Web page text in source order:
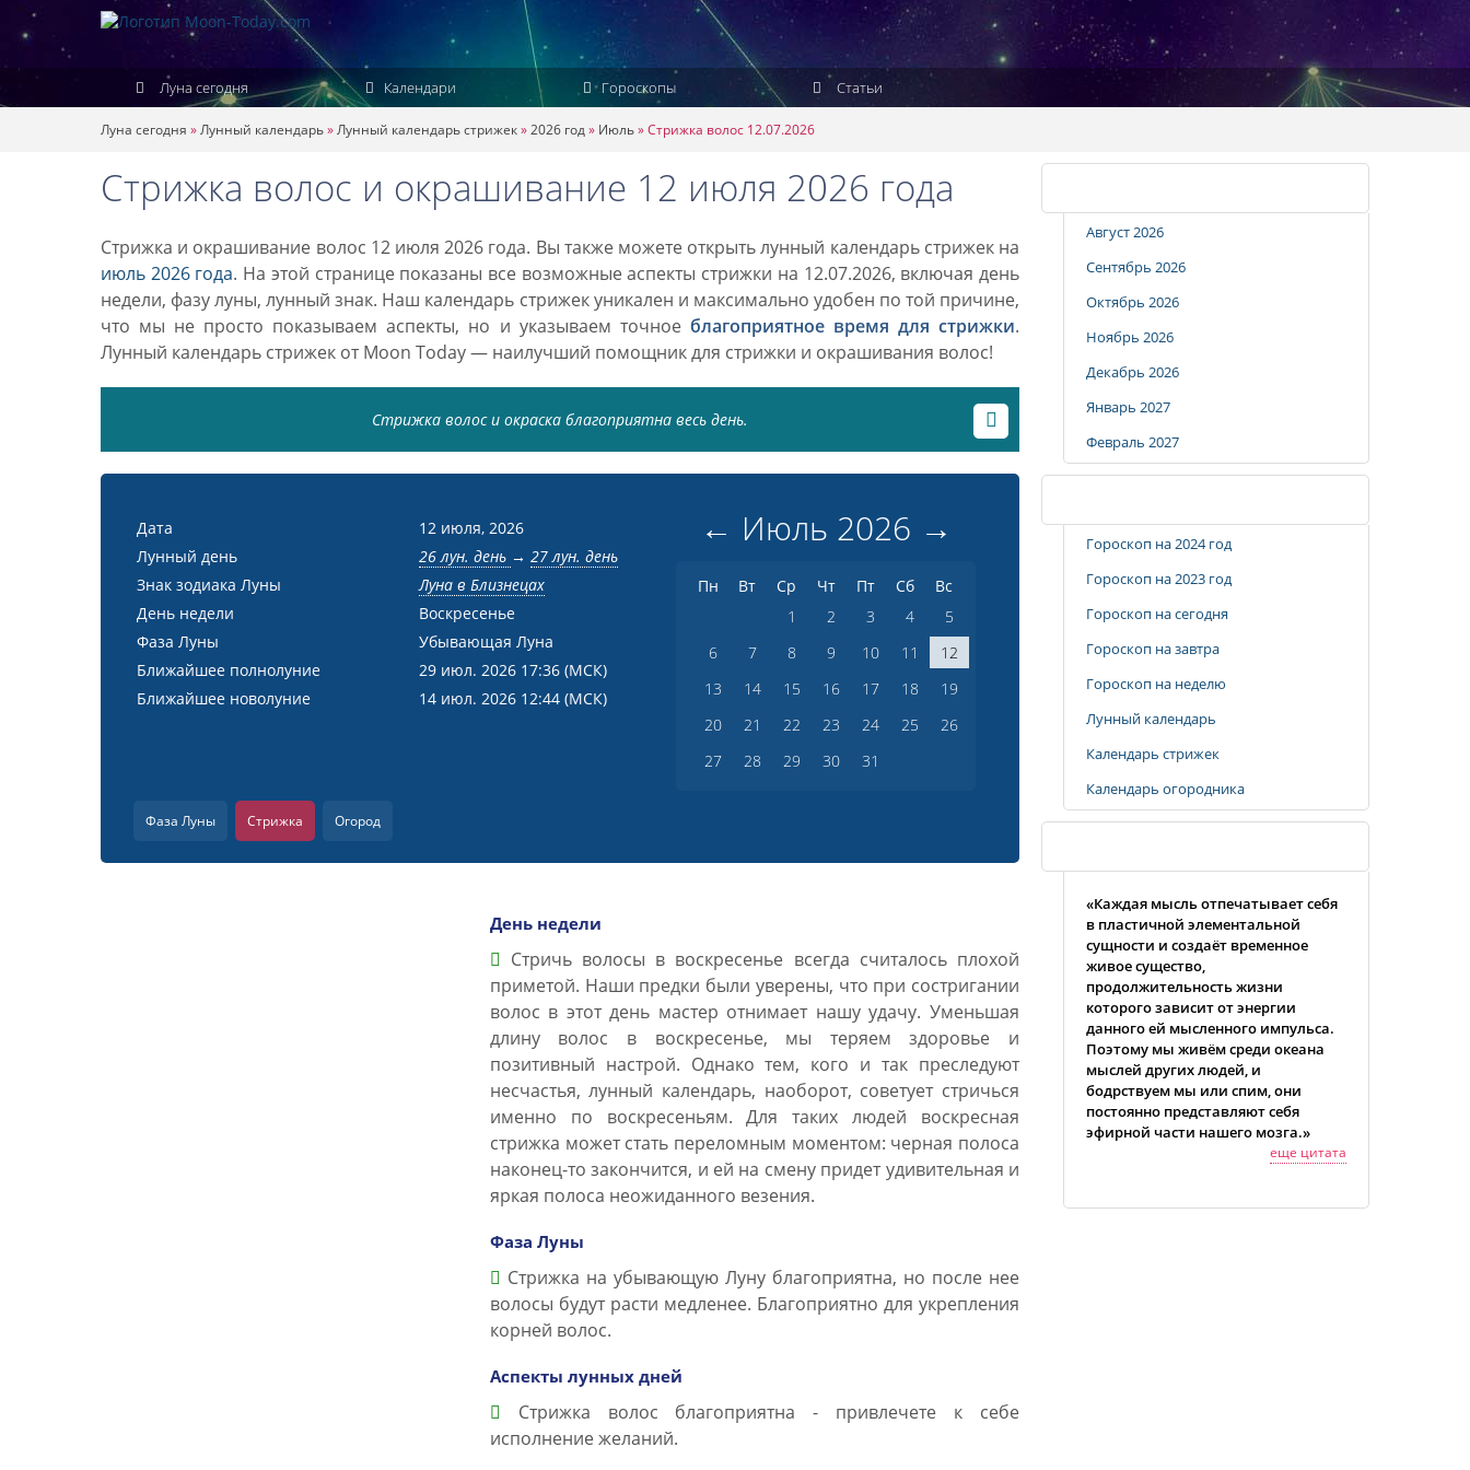
Луна сегодня Календари Гороскопы Статьи
Луна сегодня »Лунный календарь»Лунный календарь стрижек»2026 год» Июль»Стрижка волос 12.07.2026
Стрижка волос и окрашивание 12 июля 2026 года
Стрижка и окрашивание волос 12 июля 2026 года. Вы также можете открыть лунный календарь стрижек на
июль 2026 года. На этой странице показаны все возможные аспекты стрижки на 12.07.2026, включая день
недели, фазу луны, лунный знак. Наш календарь стрижек уникален и максимально удобен по той причине,
что мы не просто показываем аспекты, но и указываем точное благоприятное время для стрижки.
Лунный календарь стрижек от Moon Today — наилучший помощник для стрижки и окрашивания волос!
Стрижка волос и окраска благоприятна весь день.
Дата
12 июля, 2026
Лунный день
26 лун. день → 27 лун. день
Знак зодиака Луны
Луна в Близнецах
День недели
Воскресенье
Фаза Луны
Убывающая Луна
Ближайшее полнолуние
29 июл. 2026 17:36 (МСК)
Ближайшее новолуние
14 июл. 2026 12:44 (МСК)
← Июль 2026 →
Пн Вт Ср Чт Пт Сб
Вс
1
2 3 4
5
6
7 8 9 10 11
12
13
14 15 16 17 18
19
20
21 22 23 24 25
26
27
28 29 30 31
Фаза Луны Стрижка Огород
День недели
Стричь волосы в воскресенье всегда считалось плохой
приметой. Наши предки были уверены, что при состригании
волос в этот день мастер отнимает нашу удачу. Уменьшая
длину волос в воскресенье, мы теряем здоровье и
позитивный настрой. Однако тем, кого и так преследуют
несчастья, лунный календарь, наоборот, советует стричься
именно по воскресеньям. Для таких людей воскресная
стрижка может стать переломным моментом: черная полоса
наконец-то закончится, и ей на смену придет удивительная и
яркая полоса неожиданного везения.
Фаза Луны
Стрижка на убывающую Луну благоприятна, но после нее
волосы будут расти медленее. Благоприятно для укрепления
корней волос.
Аспекты лунных дней
Стрижка волос благоприятна - привлечете к себе
исполнение желаний.
Август 2026
Сентябрь 2026
Октябрь 2026
Ноябрь 2026
Декабрь 2026
Январь 2027
Февраль 2027
Гороскоп на 2024 год
Гороскоп на 2023 год
Гороскоп на сегодня
Гороскоп на завтра
Гороскоп на неделю
Лунный календарь
Календарь стрижек
Календарь огородника
«Каждая мысль отпечатывает себя
в пластичной элементальной
сущности и создаёт временное
живое существо,
продолжительность жизни
которого зависит от энергии
данного ей мысленного импульса.
Поэтому мы живём среди океана
мыслей других людей, и
бодрствуем мы или спим, они
постоянно представляют себя
эфирной части нашего мозга.»
еще цитата